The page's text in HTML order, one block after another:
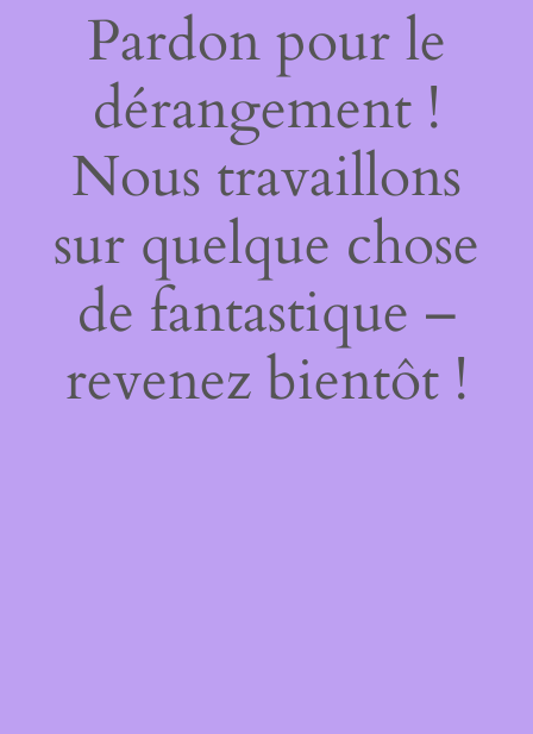
Pardon pour le
dérangement !
Nous travaillons
sur quelque chose
de fantastique –
revenez bientôt !